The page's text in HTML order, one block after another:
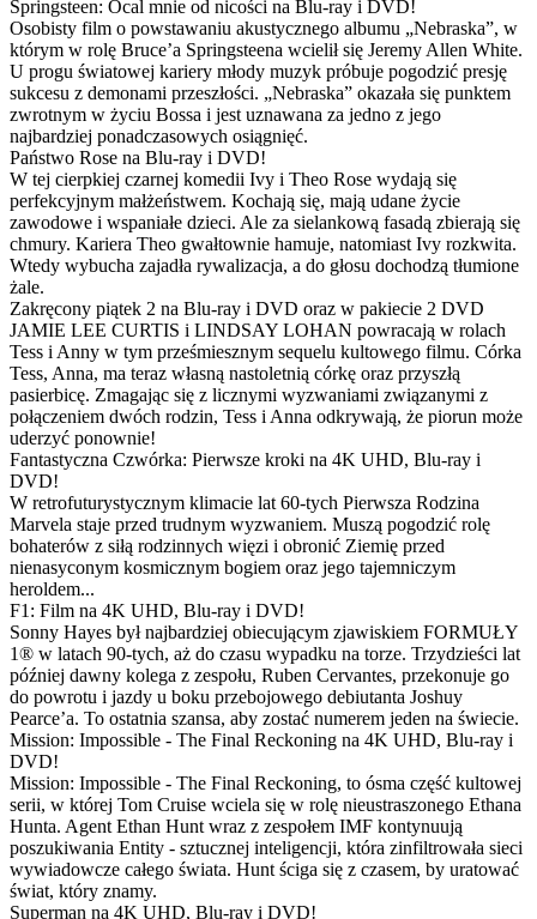
Springsteen: Ocal mnie od nicości na Blu-ray i DVD!
Osobisty film o powstawaniu akustycznego albumu „Nebraska”, w
którym w rolę Bruce’a Springsteena wcielił się Jeremy Allen White.
U progu światowej kariery młody muzyk próbuje pogodzić presję
sukcesu z demonami przeszłości. „Nebraska” okazała się punktem
zwrotnym w życiu Bossa i jest uznawana za jedno z jego
najbardziej ponadczasowych osiągnięć.
Państwo Rose na Blu-ray i DVD!
W tej cierpkiej czarnej komedii Ivy i Theo Rose wydają się
perfekcyjnym małżeństwem. Kochają się, mają udane życie
zawodowe i wspaniałe dzieci. Ale za sielankową fasadą zbierają się
chmury. Kariera Theo gwałtownie hamuje, natomiast Ivy rozkwita.
Wtedy wybucha zajadła rywalizacja, a do głosu dochodzą tłumione
żale.
Zakręcony piątek 2 na Blu-ray i DVD oraz w pakiecie 2 DVD
JAMIE LEE CURTIS i LINDSAY LOHAN powracają w rolach
Tess i Anny w tym prześmiesznym sequelu kultowego filmu. Córka
Tess, Anna, ma teraz własną nastoletnią córkę oraz przyszłą
pasierbicę. Zmagając się z licznymi wyzwaniami związanymi z
połączeniem dwóch rodzin, Tess i Anna odkrywają, że piorun może
uderzyć ponownie!
Fantastyczna Czwórka: Pierwsze kroki na 4K UHD, Blu-ray i
DVD!
W retrofuturystycznym klimacie lat 60-tych Pierwsza Rodzina
Marvela staje przed trudnym wyzwaniem. Muszą pogodzić rolę
bohaterów z siłą rodzinnych więzi i obronić Ziemię przed
nienasyconym kosmicznym bogiem oraz jego tajemniczym
heroldem...
F1: Film na 4K UHD, Blu-ray i DVD!
Sonny Hayes był najbardziej obiecującym zjawiskiem FORMUŁY
1® w latach 90-tych, aż do czasu wypadku na torze. Trzydzieści lat
później dawny kolega z zespołu, Ruben Cervantes, przekonuje go
do powrotu i jazdy u boku przebojowego debiutanta Joshuy
Pearce’a. To ostatnia szansa, aby zostać numerem jeden na świecie.
Mission: Impossible - The Final Reckoning na 4K UHD, Blu-ray i
DVD!
Mission: Impossible - The Final Reckoning, to ósma część kultowej
serii, w której Tom Cruise wciela się w rolę nieustraszonego Ethana
Hunta. Agent Ethan Hunt wraz z zespołem IMF kontynuują
poszukiwania Entity - sztucznej inteligencji, która zinfiltrowała sieci
wywiadowcze całego świata. Hunt ściga się z czasem, by uratować
świat, który znamy.
Superman na 4K UHD, Blu-ray i DVD!